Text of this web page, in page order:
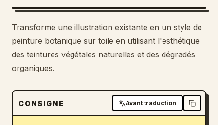
Compétences
Invites
Tarifs
Télécharger
Transforme une illustration existante en un style de
peinture botanique sur toile en utilisant l'esthétique
des teintures végétales naturelles et des dégradés
organiques.
CONSIGNE Avant traduction